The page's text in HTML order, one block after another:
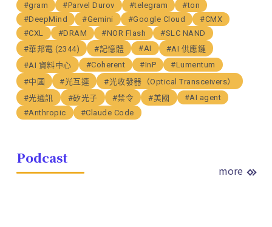
#gram #Parvel Durov #telegram
#ton
#DeepMind
#Gemini #Google Cloud
#CMX
#CXL
#DRAM #NOR Flash
#SLC NAND
#華邦電 (2344)
#記憶體 #AI
#AI 供應鏈
#AI 資料中心
#Coherent #InP
#Lumentum
#中國
#光互連
#光收發器（Optical Transceivers）
#光通訊
#矽光子 #禁令 #美國
#AI agent
#Anthropic
#Claude Code
Podcast
more